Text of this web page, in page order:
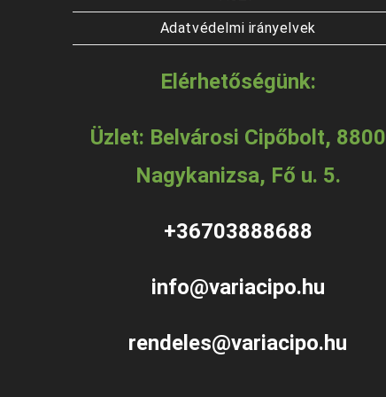
Adatvédelmi irányelvek
Elérhetőségünk:
Üzlet: Belvárosi Cipőbolt, 8800
Nagykanizsa, Fő u. 5.
+36703888688
info@variacipo.hu
rendeles@variacipo.hu